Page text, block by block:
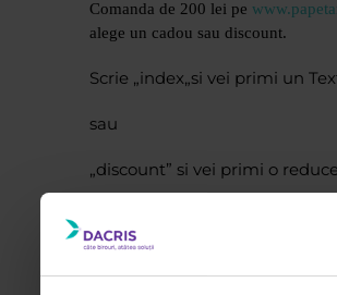
Comanda de 200 lei pe
alege un cadou sau discount.
Scrie „index„si vei primi un
sau
„discount” si vei primi o